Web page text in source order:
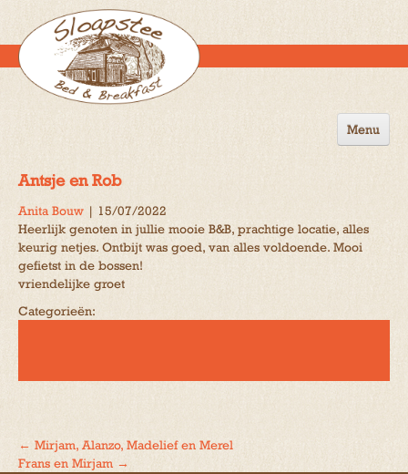
Menu
Omgeving
Contact
Antsje en Rob
Anita Bouw | 15/07/2022
Heerlijk genoten in jullie mooie B&B, prachtige locatie, alles
keurig netjes. Ontbijt was goed, van alles voldoende. Mooi
gefietst in de bossen!
vriendelijke groet
Categorieën:
Bericht
← Mirjam, Alanzo, Madelief en Merel
Frans en Mirjam →